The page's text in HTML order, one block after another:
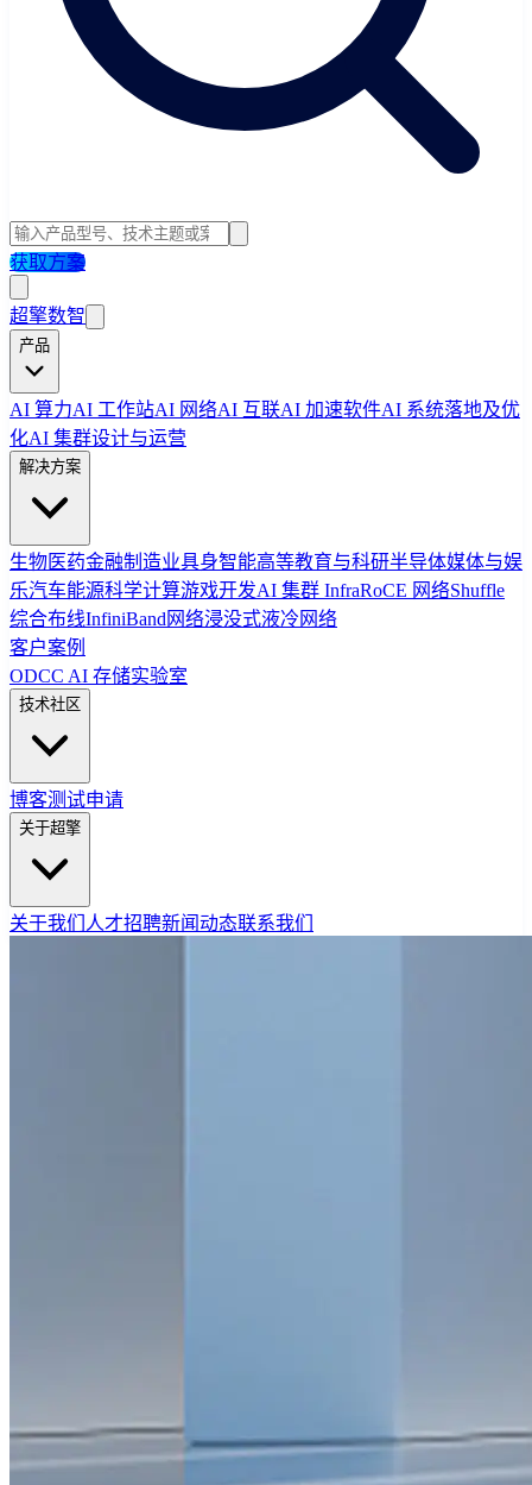
获取方案
超擎数智
产品
AI 算力AI 工作站AI 网络AI 互联AI 加速软件AI 系统落地及优
化AI 集群设计与运营
解决方案
生物医药金融制造业具身智能高等教育与科研半导体媒体与娱
乐汽车能源科学计算游戏开发AI 集群 InfraRoCE 网络Shuffle
综合布线InfiniBand网络浸没式液冷网络
客户案例
ODCC AI 存储实验室
技术社区
博客测试申请
关于超擎
关于我们 人才招聘新闻动态联系我们